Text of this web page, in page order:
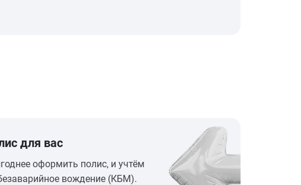
для вас
оформить полис, и учтём
вождение (КБМ).